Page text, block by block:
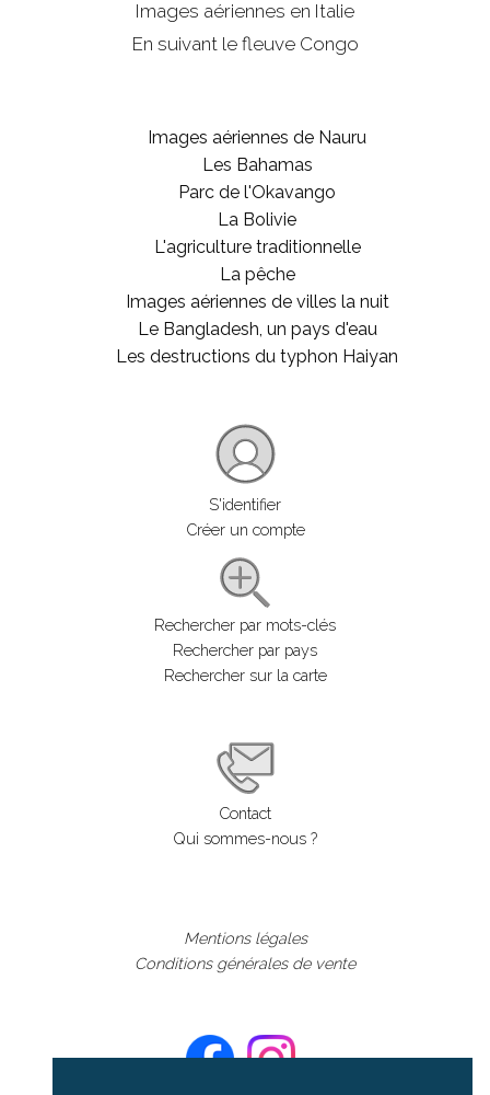
Images aériennes en Italie
En suivant le fleuve Congo
Images aériennes de Nauru
Les Bahamas
Parc de l'Okavango
La Bolivie
L'agriculture traditionnelle
La pêche
Images aériennes de villes la nuit
Le Bangladesh, un pays d'eau
Les destructions du typhon Haiyan
S'identifier
Créer un compte
Rechercher par mots-clés
Rechercher par pays
Rechercher sur la carte
Contact
Qui sommes-nous ?
Mentions légales
Conditions générales de vente